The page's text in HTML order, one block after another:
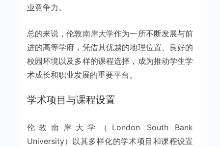
业竞争力。
总的来说，伦敦南岸大学作为一所不断发展与前
进的高等学府，凭借其优越的地理位置、良好的
校园环境以及多样的课程选择，成为推动学生学
术成长和职业发展的重要平台。
学术项目与课程设置
伦敦南岸大学（London South Bank
University）以其多样化的学术项目和课程设置